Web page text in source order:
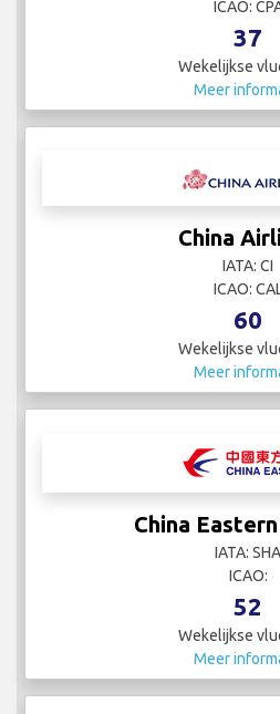
ICAO:
37
Wekelijkse
Meer
China
IATA: CI
ICAO:
60
Wekelijkse
Meer
China
IATA: SHA
ICAO:
52
Wekelijkse
Meer